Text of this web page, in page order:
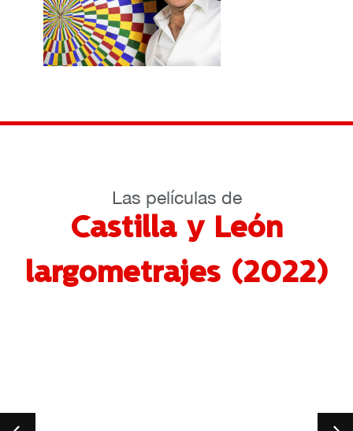
Las películas de
Castilla y León
largometrajes (2022)